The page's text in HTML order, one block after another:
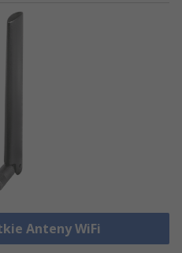
Anteny WiFi